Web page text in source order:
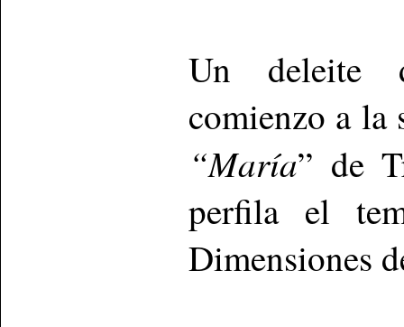
Un deleite
comienzo a la
“María” de
perfila el
Dimensiones